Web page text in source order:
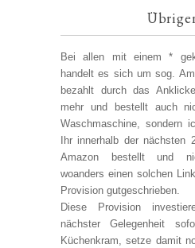
Bei allen mit einem *
handelt es sich um sog.
bezahlt durch das
mehr und bestellt auch
Waschmaschine, sondern
Ihr innerhalb der nächsten
Amazon bestellt und
woanders einen solchen
Provision gutgeschrieben.
Diese Provision
nächster Gelegenheit
Küchenkram, setze damit